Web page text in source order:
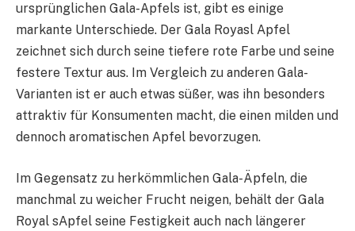
ursprünglichen Gala-Apfels ist, gibt es einige
markante Unterschiede. Der Gala Royasl Apfel
zeichnet sich durch seine tiefere rote Farbe und seine
festere Textur aus. Im Vergleich zu anderen Gala-
Varianten ist er auch etwas süßer, was ihn besonders
attraktiv für Konsumenten macht, die einen milden und
dennoch aromatischen Apfel bevorzugen.
Im Gegensatz zu herkömmlichen Gala-Äpfeln, die
manchmal zu weicher Frucht neigen, behält der Gala
Royal sApfel seine Festigkeit auch nach längerer